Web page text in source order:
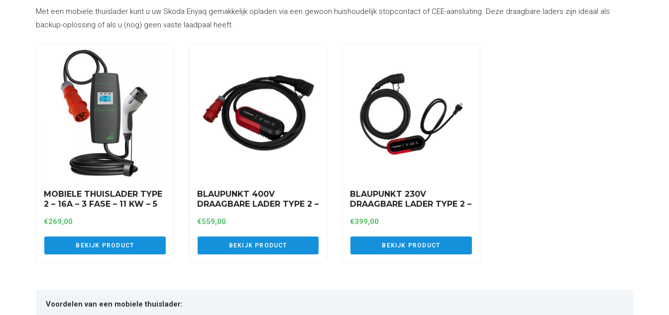
Met een mobiele thuislader kunt u uw Skoda Enyaq gemakkelijk opladen via een gewoon huishoudelijk stopcontact of CEE-aansluiting. Deze draagbare laders zijn ideaal als
backup-oplossing of als u (nog) geen vaste laadpaal heeft.
MOBIELE THUISLADER TYPE
2 – 16A – 3 FASE – 11 KW – 5
€269,00
BEKIJK PRODUCT
BLAUPUNKT 400V
DRAAGBARE LADER TYPE 2 –
(P3PM2T2)
€559,00
BEKIJK PRODUCT
BLAUPUNKT 230V
DRAAGBARE LADER TYPE 2 –
(P1PM2T2)
€399,00
BEKIJK PRODUCT
Voordelen van een mobiele thuislader: